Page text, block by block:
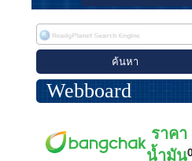
Webboard